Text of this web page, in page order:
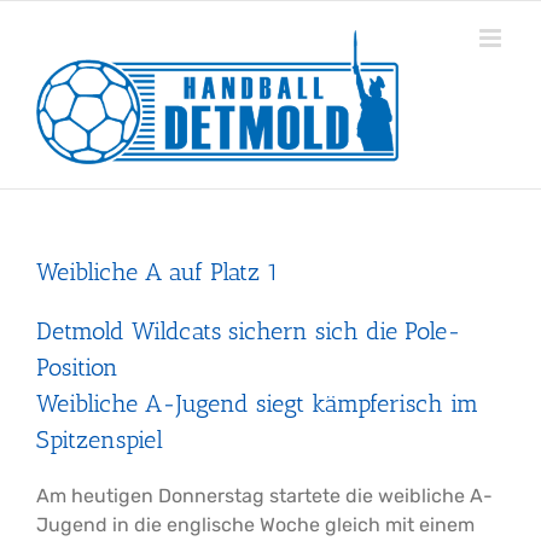
springen
Weibliche A auf Platz 1
Detmold Wildcats sichern sich die Pole-
Position
Weibliche A-Jugend siegt kämpferisch im
Spitzenspiel
Am heutigen Donnerstag startete die weibliche A-
Jugend in die englische Woche gleich mit einem